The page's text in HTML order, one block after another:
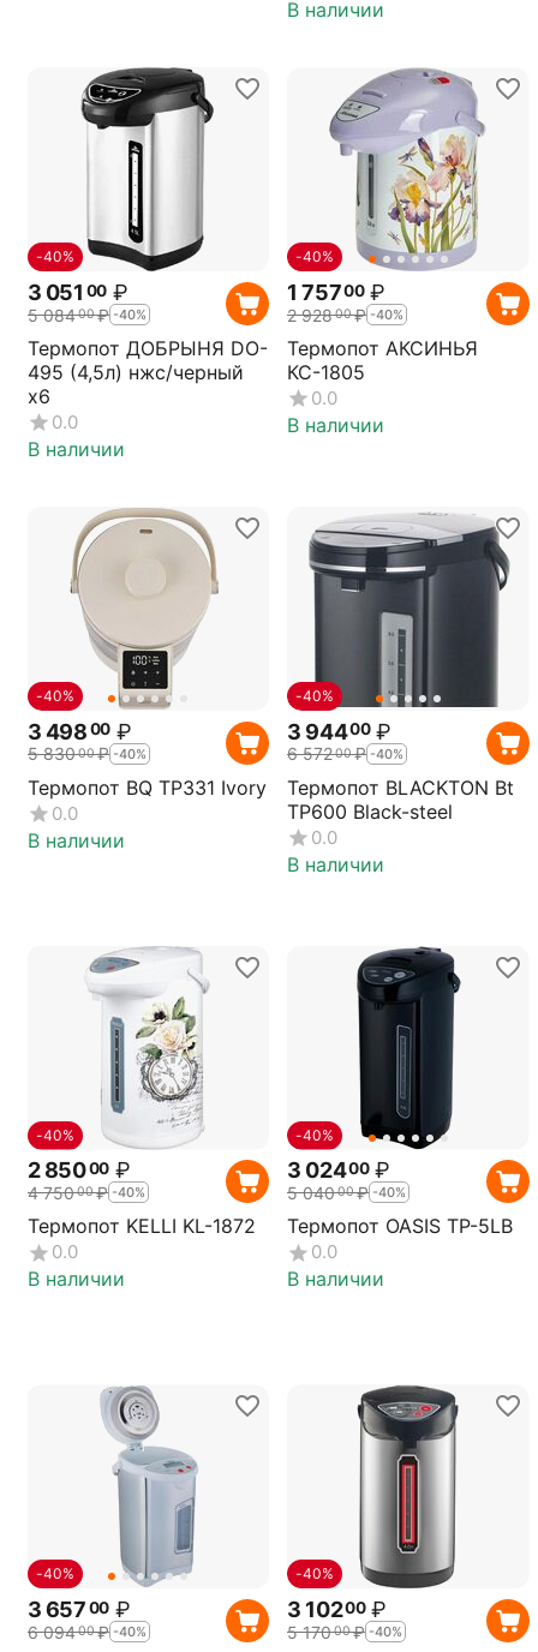
В наличии
-40%
3 051 00 ₽
5 08400₽ -40%
Термопот ДОБРЫНЯ DO-
495 (4,5л) нжс/черный
х6
0.0
В наличии
-40%
1 75700 ₽
2 92800₽ -40%
Термопот АКСИНЬЯ
КС-1805
0.0
В наличии
-40%
3 49800 ₽
5 83000₽ -40%
Термопот BQ TP331 Ivory
0.0
В наличии
-40%
3 94400 ₽
6 57200₽ -40%
Термопот BLACKTON Bt
TP600 Black-steel
0.0
В наличии
-40%
2 85000 ₽
4 75000₽ -40%
Термопот KELLI KL-1872
0.0
В наличии
-40%
3 02400 ₽
5 04000₽ -40%
Термопот OASIS TP-5LB
0.0
В наличии
-40%
3 65700 ₽
6 09400₽ -40%
-40%
3 10200 ₽
5 17000₽ -40%